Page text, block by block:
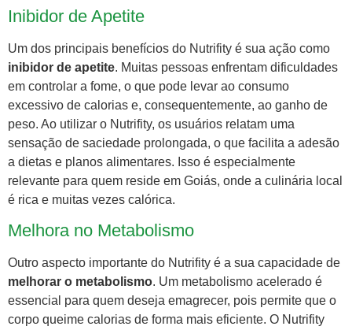
Inibidor de Apetite
Um dos principais benefícios do Nutrifity é sua ação como
inibidor de apetite. Muitas pessoas enfrentam dificuldades
em controlar a fome, o que pode levar ao consumo
excessivo de calorias e, consequentemente, ao ganho de
peso. Ao utilizar o Nutrifity, os usuários relatam uma
sensação de saciedade prolongada, o que facilita a adesão
a dietas e planos alimentares. Isso é especialmente
relevante para quem reside em Goiás, onde a culinária local
é rica e muitas vezes calórica.
Melhora no Metabolismo
Outro aspecto importante do Nutrifity é a sua capacidade de
melhorar o metabolismo. Um metabolismo acelerado é
essencial para quem deseja emagrecer, pois permite que o
corpo queime calorias de forma mais eficiente. O Nutrifity